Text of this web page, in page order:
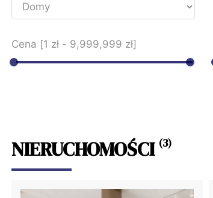
Cena [1 zł - 9,999,999 zł]
NIERUCHOMOŚCI (3)